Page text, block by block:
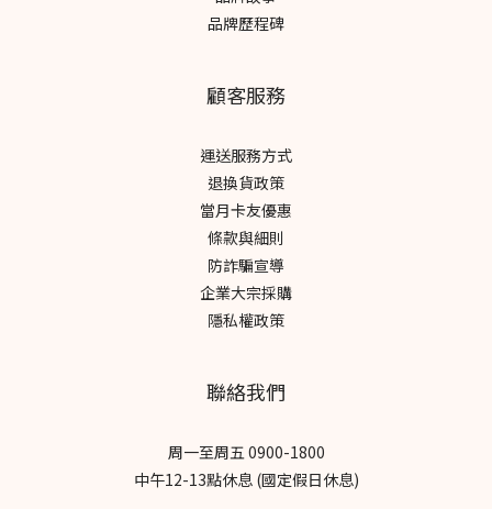
式：平常放著讓它自己調整睡眠模式：晚上運轉很安靜， 幾乎沒有
它不需要你去習慣機器，而是自然融入生活 最棒的是 #UV光觸媒設
計 抑菌還能有效除臭有時貓咪窩在旁邊睡著 或是 貓砂盆剛上完廁所
一部分 文章出處：
https://www.facebook.com/share/p/1bDAi7unci/ 延伸閱讀 | 新
氣几空氣淨化器 達人體驗文杰Mr.Jay｜養貓也能享受好空氣，改善
過敏困擾響鈴｜24H守護居家好空氣，貓砂異味自動淨化三寶媽小軒
育兒日常｜守護全家呼吸健康，打造安心育兒空間星星家的日記｜
提升居家空氣品質，打造舒適生活空間Cynthia質感生活｜美型空氣
清淨機，兼顧美感與空氣品質迷途艾比｜實測可水洗濾網設計，省
WENWEN文文｜智慧淨化空氣，一鍵打造清新居家ALMA艾瑪｜養
庭﹑有效過濾毛塵柴犬皮皮｜換毛期有感，毛髮氣味一次解決梅根
沒梗｜守護孩子呼吸，在意每一口空氣啾啾CHUCHU｜不想多花冤
品牌歷程碑
顧客服務
運送服務方式
退換貨政策
當月卡友優惠
條款與細則
防詐騙宣導
企業大宗採購
隱私權政策
聯絡我們
周一至周五 0900-1800
中午12-13點休息 (國定假日休息)